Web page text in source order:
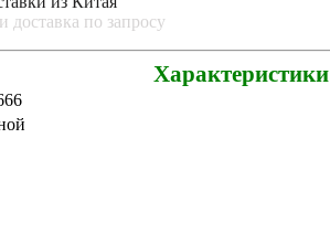
по запросу
Характеристики